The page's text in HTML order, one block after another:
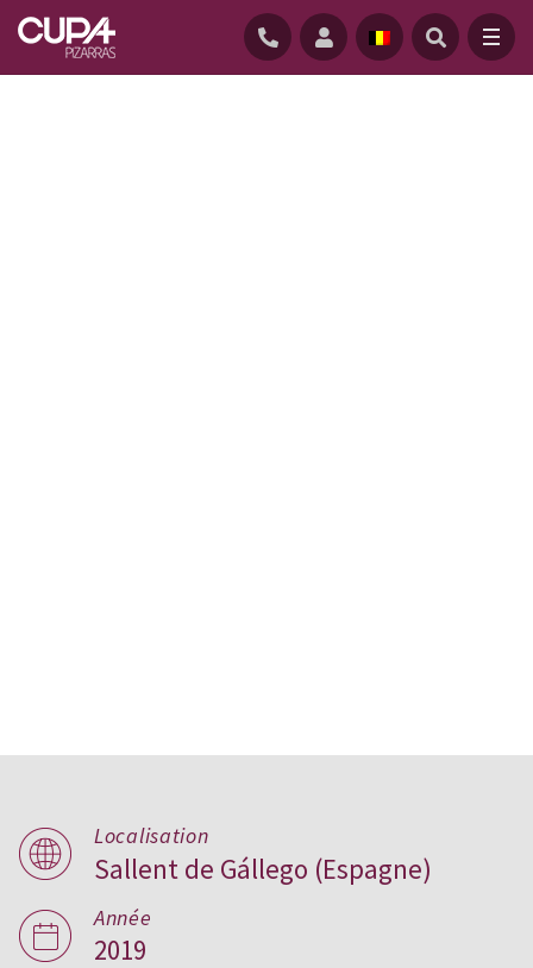
Los Huertos, Espagne
Localisation
Sallent de Gállego (Espagne)
Année
2019